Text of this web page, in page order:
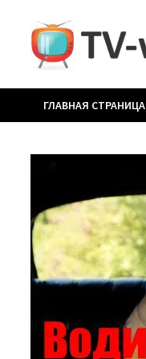
содержимому
ГЛАВНАЯ СТРАНИЦА